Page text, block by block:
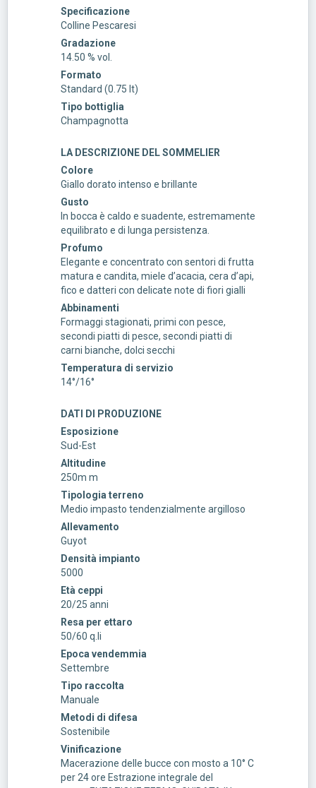
Specificazione
Colline Pescaresi
Gradazione
14.50 % vol.
Formato
Standard (0.75 lt)
Tipo bottiglia
Champagnotta
LA DESCRIZIONE DEL SOMMELIER
Colore
Giallo dorato intenso e brillante
Gusto
In bocca è caldo e suadente, estremamente
equilibrato e di lunga persistenza.
Profumo
Elegante e concentrato con sentori di frutta
matura e candita, miele d’acacia, cera d’api,
fico e datteri con delicate note di fiori gialli
Abbinamenti
Formaggi stagionati, primi con pesce,
secondi piatti di pesce, secondi piatti di
carni bianche, dolci secchi
Temperatura di servizio
14°/16°
DATI DI PRODUZIONE
Esposizione
Sud-Est
Altitudine
250m m
Tipologia terreno
Medio impasto tendenzialmente argilloso
Allevamento
Guyot
Densità impianto
5000
Età ceppi
20/25 anni
Resa per ettaro
50/60 q.li
Epoca vendemmia
Settembre
Tipo raccolta
Manuale
Metodi di difesa
Sostenibile
Vinificazione
Macerazione delle bucce con mosto a 10° C
per 24 ore Estrazione integrale del